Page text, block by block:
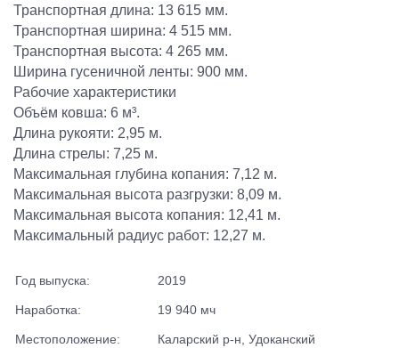
Транспортная длина: 13 615 мм.
Транспортная ширина: 4 515 мм.
Транспортная высота: 4 265 мм.
Ширина гусеничной ленты: 900 мм.
Рабочие характеристики
Объём ковша: 6 м³.
Длина рукояти: 2,95 м.
Длина стрелы: 7,25 м.
Максимальная глубина копания: 7,12 м.
Максимальная высота разгрузки: 8,09 м.
Максимальная высота копания: 12,41 м.
Максимальный радиус работ: 12,27 м.
Максимальная скорость движения вперёд: 4,4 км/ч.
Год выпуска: 2019
Наработка: 19 940 мч
Местоположение:
Каларский р-н, Удоканский